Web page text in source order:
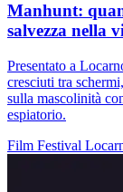
Manhunt:
salvezza nella
Presentato a
cresciuti tra
sulla mascolinità
espiatorio.
Film Festival